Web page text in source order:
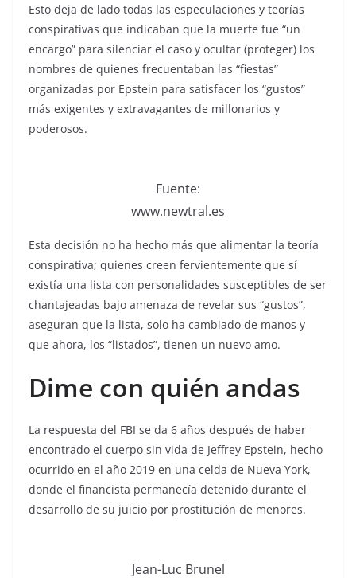
Esto deja de lado todas las especulaciones y teorías
conspirativas que indicaban que la muerte fue “un
encargo” para silenciar el caso y ocultar (proteger) los
nombres de quienes frecuentaban las “fiestas”
organizadas por Epstein para satisfacer los “gustos”
más exigentes y extravagantes de millonarios y
poderosos.
Fuente:
www.newtral.es
Esta decisión no ha hecho más que alimentar la teoría
conspirativa; quienes creen fervientemente que sí
existía una lista con personalidades susceptibles de ser
chantajeadas bajo amenaza de revelar sus “gustos”,
aseguran que la lista, solo ha cambiado de manos y
que ahora, los “listados”, tienen un nuevo amo.
Dime con quién andas
La respuesta del FBI se da 6 años después de haber
encontrado el cuerpo sin vida de Jeffrey Epstein, hecho
ocurrido en el año 2019 en una celda de Nueva York,
donde el financista permanecía detenido durante el
desarrollo de su juicio por prostitución de menores.
Jean-Luc Brunel